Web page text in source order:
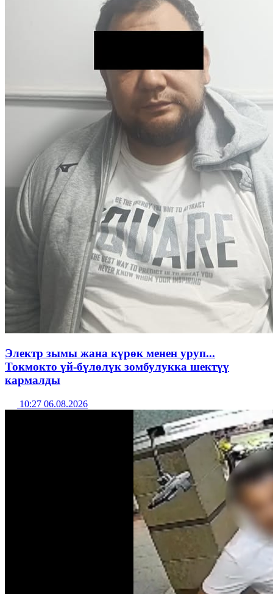
Электр зымы жана күрөк менен уруп...
Токмокто үй-бүлөлүк зомбулукка шектүү
кармалды
10:27 06.08.2026